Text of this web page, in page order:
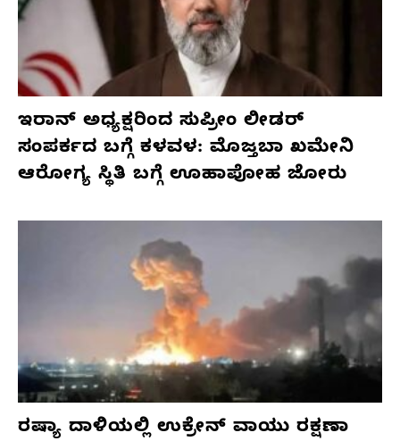
ಇರಾನ್ ಅಧ್ಯಕ್ಷರಿಂದ ಸುಪ್ರೀಂ ಲೀಡರ್
ಸಂಪರ್ಕದ ಬಗ್ಗೆ ಕಳವಳ: ಮೊಜ್ತಬಾ ಖಮೇನಿ
ಆರೋಗ್ಯ ಸ್ಥಿತಿ ಬಗ್ಗೆ ಊಹಾಪೋಹ ಜೋರು
ರಷ್ಯಾ ದಾಳಿಯಲ್ಲಿ ಉಕ್ರೇನ್ ವಾಯು ರಕ್ಷಣಾ